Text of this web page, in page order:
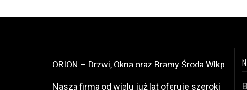
ORION – Drzwi, Okna oraz Bramy Środa Wlkp.
Nasza firma od wielu już lat oferuje szeroki